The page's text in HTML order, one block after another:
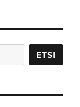
ETSI